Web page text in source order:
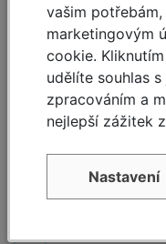
Karel Faltus,
Lze navyšovat
Reagovat »
Dobrý den,
vašim
marketingovým
cookie.
udělíte souhlas
zpracováním a
nejlepší zážitek
Nastavení